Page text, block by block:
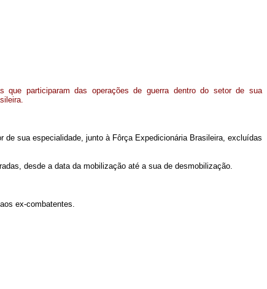
que participaram das operações de guerra dentro do setor de sua
sua especialidade, junto à Fôrça Expedicionária Brasileira, excluídas
desde a data da mobilização até a sua de desmobilização.
ex-combatentes.